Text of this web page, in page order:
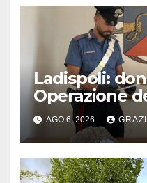
Ladispoli:
Operazione
AGO 6, 2026